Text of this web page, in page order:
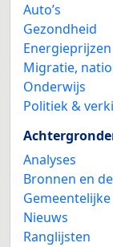
Auto’s
Gezondheid
Migratie,
Onderwijs
Politiek &
Analyses
Bronnen en
Nieuws
Ranglijsten